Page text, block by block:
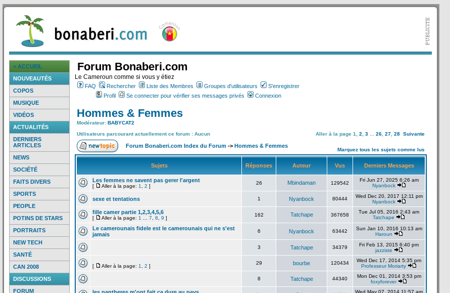
> ACCUEIL
NOUVEAUTÉS
COPOS
MUSIQUE
VIDÉOS
ACTUALITÉS
DERNIERS
ARTICLES
NEWS
SOCIÉTÉ
FAITS DIVERS
SPORTS
PEOPLE
POTINS DE STARS
PORTRAITS
NEW TECH
SANTÉ
CAN 2008
DISCUSSIONS
FORUM
Forum Bonaberi.com
Le Cameroun comme si vous y étiez
FAQ Rechercher Liste des Membres Groupes d'utilisateurs
S'enregistrer
Profil
Se connecter pour vérifier ses messages privés Connexion
Hommes & Femmes
Modérateur: BABYCAT2
Utilisateurs parcourant actuellement ce forum : Aucun
Aller à la page 1 2 3 26 27 28 Suivante
Forum Bonaberi.com Index du Forum -> Hommes & Femmes
Marquez tous les sujets comme lus
Sujets Réponses Auteur Vus Derniers Messages
Les femmes ne savent pas gerer l'argent
[ Aller à la page: 1 2 ]
26 Mbindaman 129542
Fri Jun 27, 2025 6:26 am
Nyanbock
sexe et tentations 1 Nyanbock 80444
Wed Dec 20, 2017 12:11 pm
Nyanbock
fille camer partie 1,2,3,4,5,6
[ Aller à la page: 1 7 8 9 ]
162 Tatchape 367658
Tue Jul 05, 2016 2:43 am
Tatchape
Le camerounais fidele est le camerounais qui ne s'est
jamais
6 Nyanbock 63442
Sun Jan 10, 2016 10:13 am
Haroun
3 Tatchape 34379
Fri Feb 13, 2015 6:40 pm
jazziste
[ Aller à la page: 1 2 ]
29 bourbe 120434
Wed Dec 17, 2014 5:35 pm
Professeur Moriarty
8 Tatchape 44340
Mon Dec 01, 2014 3:53 pm
foxyforever
Wed May 07, 2014 11:57 am